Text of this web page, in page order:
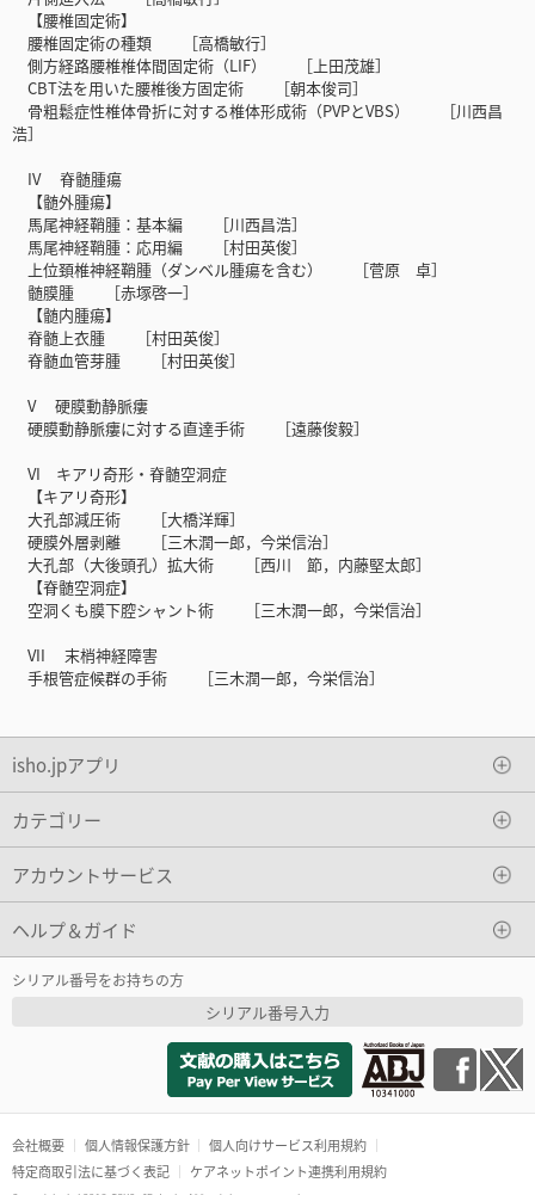
【腰椎固定術】
腰椎固定術の種類 ［高橋敏行］
側方経路腰椎椎体間固定術（LIF） ［上田茂雄］
CBT法を用いた腰椎後方固定術 ［朝本俊司］
骨粗鬆症性椎体骨折に対する椎体形成術（PVPとVBS） ［川西昌
浩］
IV 脊髄腫瘍
【髄外腫瘍】
馬尾神経鞘腫：基本編 ［川西昌浩］
馬尾神経鞘腫：応用編 ［村田英俊］
上位頚椎神経鞘腫（ダンベル腫瘍を含む） ［菅原 卓］
髄膜腫 ［赤塚啓一］
【髄内腫瘍】
脊髄上衣腫 ［村田英俊］
脊髄血管芽腫 ［村田英俊］
V 硬膜動静脈瘻
硬膜動静脈瘻に対する直達手術 ［遠藤俊毅］
VI キアリ奇形・脊髄空洞症
【キアリ奇形】
大孔部減圧術 ［大橋洋輝］
硬膜外層剥離 ［三木潤一郎，今栄信治］
大孔部（大後頭孔）拡大術 ［西川 節，内藤堅太郎］
【脊髄空洞症】
空洞くも膜下腔シャント術 ［三木潤一郎，今栄信治］
VII 末梢神経障害
手根管症候群の手術 ［三木潤一郎，今栄信治］
isho.jpアプリ
カテゴリー
アカウントサービス
ヘルプ＆ガイド
シリアル番号をお持ちの方
シリアル番号入力
会社概要 個人情報保護方針
個人向けサービス利用規約
特定商取引法に基づく表記
ケアネットポイント連携利用規約